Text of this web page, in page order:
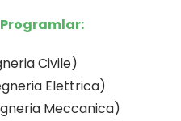
Civile)
Elettrica)
Meccanica)